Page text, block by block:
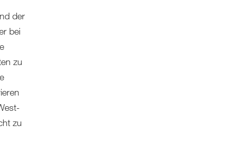
der
bei
zu
zu